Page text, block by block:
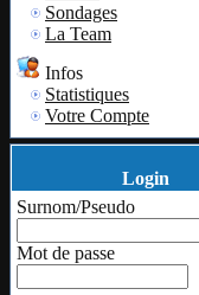
Sondages
La Team
Infos
Statistiques
Votre Compte
Login
Surnom/Pseudo
Mot de passe